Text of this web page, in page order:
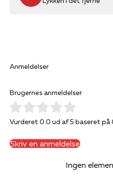
Anmeldelser
Brugernes anmeldelser
Vurderet 0.0 ud af 5 baseret på
Skriv en anmeldelse
Ingen